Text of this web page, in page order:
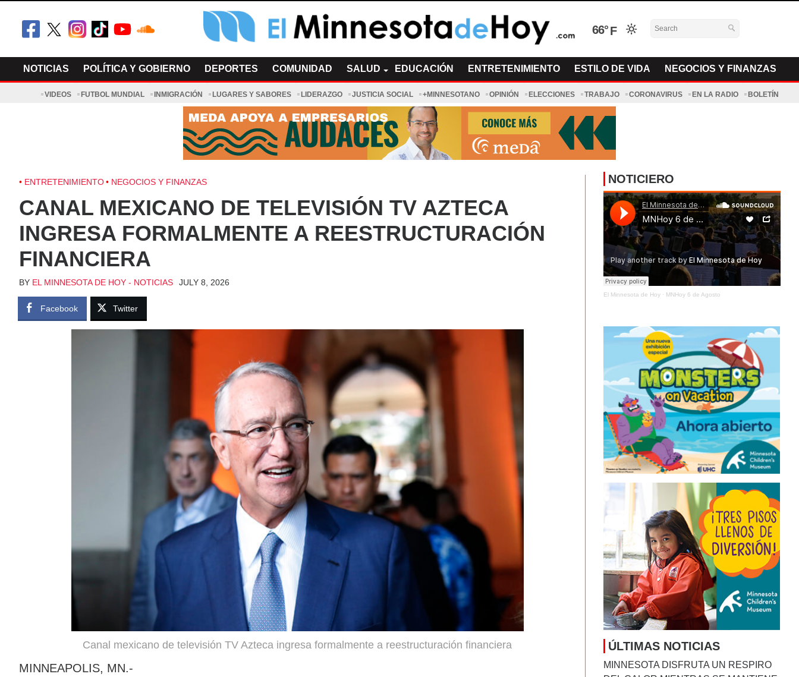
66°
NOTICIAS POLÍTICA Y GOBIERNO DEPORTES COMUNIDAD SALUD EDUCACIÓN ENTRETENIMIENTO ESTILO DE VIDA NEGOCIOS Y FINANZAS
VIDEOS FUTBOL MUNDIAL INMIGRACIÓN LUGARES Y SABORES LIDERAZGO JUSTICIA SOCIAL +MINNESOTANO OPINIÓN ELECCIONES TRABAJO CORONAVIRUS EN LA RADIO BOLETÍN
ENTRETENIMIENTO NEGOCIOS Y FINANZAS
CANAL MEXICANO DE TELEVISIÓN TV AZTECA
INGRESA FORMALMENTE A REESTRUCTURACIÓN
FINANCIERA
BY EL MINNESOTA DE HOY - NOTICIAS JULY 8, 2026
Facebook Twitter
Canal mexicano de televisión TV Azteca ingresa formalmente a reestructuración financiera
MINNEAPOLIS, MN.-
NOTICIERO
El Minnesota de Hoy· MNHoy 6 de Agosto
ÚLTIMAS NOTICIAS
MINNESOTA DISFRUTA UN RESPIRO
DEL CALOR MIENTRAS SE MANTIENE
LA VIGILANCIA POR LLUVIAS Y
CAMBIOS EN EL CLIMAAugust 7, 2026
TWINS ROMPEN LA MALA RACHA Y
RECUPERAN CONFIANZA ANTES DE
UNA NUEVA GIRA
August 7, 2026
RICHARD ESQUIVEL: TRES DÉCADAS
ABRIENDO PUERTAS PARA LOS
PEQUEÑOS NEGOCIOS
HALLAN EN EL RÍO MISSISSIPPI EL